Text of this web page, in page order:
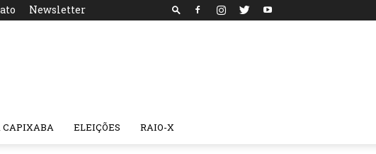
Newsletter
CAPIXABA ELEIÇÕES RAIO-X